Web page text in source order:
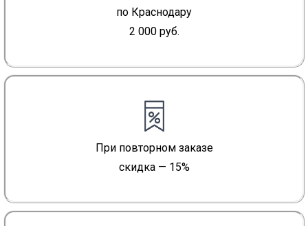
по Краснодару
2 000 руб.
При повторном заказе
скидка — 15%